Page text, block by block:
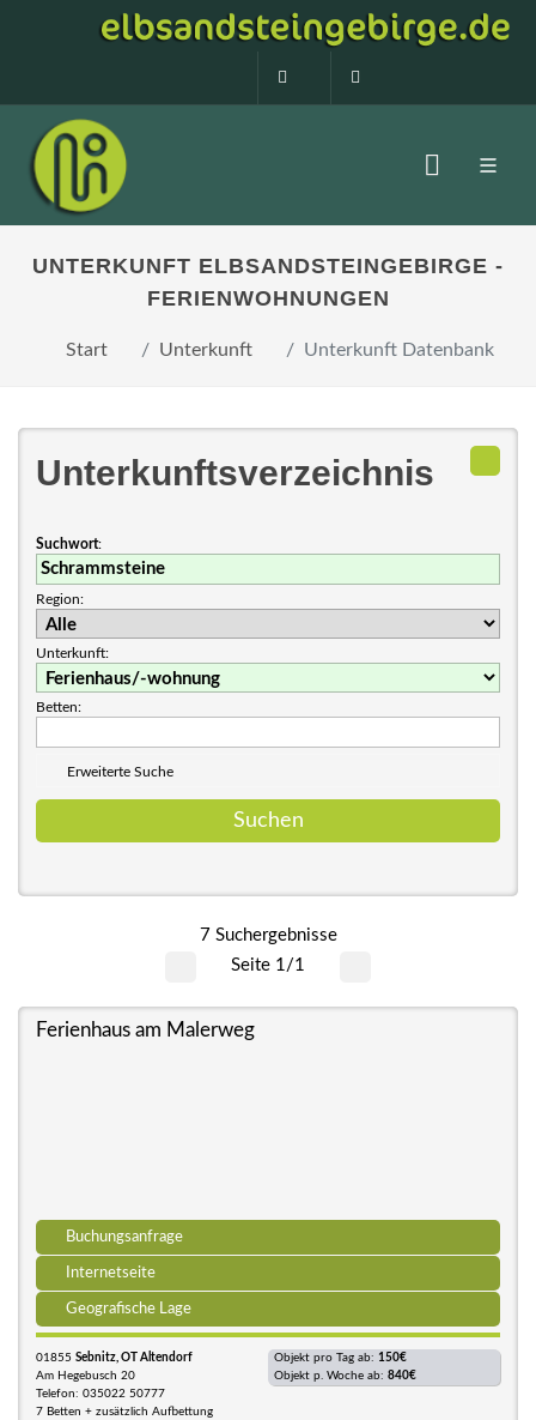
0160 99873408
UNTERKUNFT ELBSANDSTEINGEBIRGE -
FERIENWOHNUNGEN
Start Unterkunft Unterkunft Datenbank
Unterkunftsverzeichnis
Suchwort:
Region:
Unterkunft:
Betten:
Erweiterte Suche
7 Suchergebnisse
Seite 1/1
Ferienhaus am Malerweg
Buchungsanfrage
Internetseite
Geografische Lage
01855 Sebnitz, OT Altendorf
Am Hegebusch 20
Telefon: 035022 50777
7 Betten + zusätzlich Aufbettung
Objekt pro Tag ab: 150€
Objekt p. Woche ab: 840€